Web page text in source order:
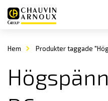
Hem Produkter taggade